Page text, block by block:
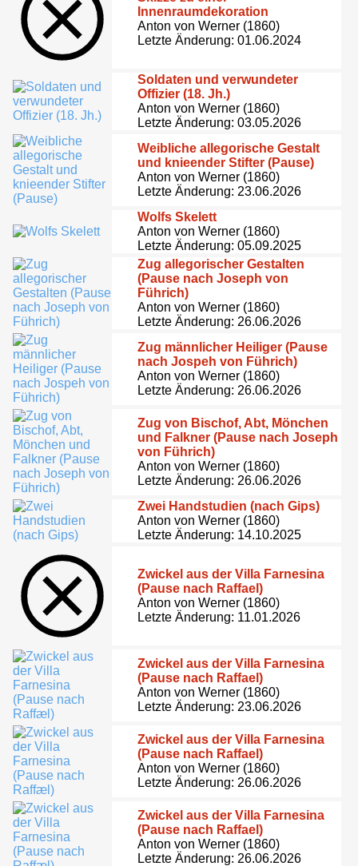
Innenraumdekoration
Anton von Werner (1860)
Letzte Änderung: 01.06.2024
Soldaten und verwundeter
Offizier (18. Jh.)
Anton von Werner (1860)
Letzte Änderung: 03.05.2026
Weibliche allegorische Gestalt
und knieender Stifter (Pause)
Anton von Werner (1860)
Letzte Änderung: 23.06.2026
Wolfs Skelett
Anton von Werner (1860)
Letzte Änderung: 05.09.2025
Zug allegorischer Gestalten
(Pause nach Joseph von
Führich)
Anton von Werner (1860)
Letzte Änderung: 26.06.2026
Zug männlicher Heiliger (Pause
nach Jospeh von Führich)
Anton von Werner (1860)
Letzte Änderung: 26.06.2026
Zug von Bischof, Abt, Mönchen
und Falkner (Pause nach Joseph
von Führich)
Anton von Werner (1860)
Letzte Änderung: 26.06.2026
Zwei Handstudien (nach Gips)
Anton von Werner (1860)
Letzte Änderung: 14.10.2025
Zwickel aus der Villa Farnesina
(Pause nach Raffael)
Anton von Werner (1860)
Letzte Änderung: 11.01.2026
Zwickel aus der Villa Farnesina
(Pause nach Raffael)
Anton von Werner (1860)
Letzte Änderung: 23.06.2026
Zwickel aus der Villa Farnesina
(Pause nach Raffael)
Anton von Werner (1860)
Letzte Änderung: 26.06.2026
Zwickel aus der Villa Farnesina
(Pause nach Raffael)
Anton von Werner (1860)
Letzte Änderung: 26.06.2026